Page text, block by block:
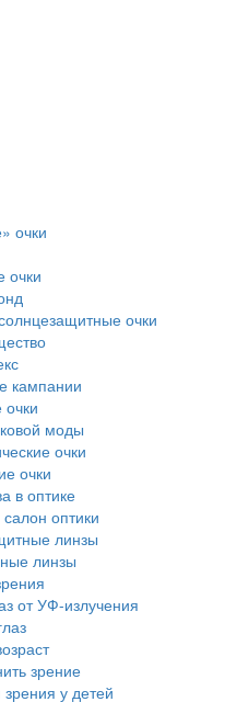
очки
очки
очки
кампании
очки
моды
очки
очки
в оптике
оптики
линзы
линзы
от УФ-излучения
зрение
зрения у детей